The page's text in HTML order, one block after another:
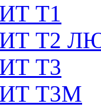
Т1
Т2
Т3
Т3М